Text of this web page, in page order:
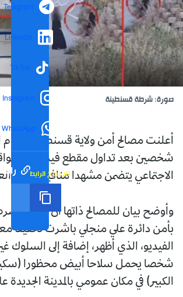
Telegram
LinkedIn
TikTok
Instagram
WhatsApp
تم نسخ الرابط
صورة: شرطة قسنطينة
أعلنت مصالح أمن ولاية قسنطينة، اليوم
شخصين بعد تداول مقطع فيديو عبر
الاجتماعي يتضمن مشهدا منافيا للآداب
وأوضح بيان للمصالح ذاتها أن فرقة
بأمن دائرة علي منجلي باشرت تحقيقا
الفيديو، الذي أظهر، إضافة إلى السلوك غير
شخصا يحمل سلاحا أبيض محظورا
الكبير) في مكان عمومي بالمدينة الجديدة